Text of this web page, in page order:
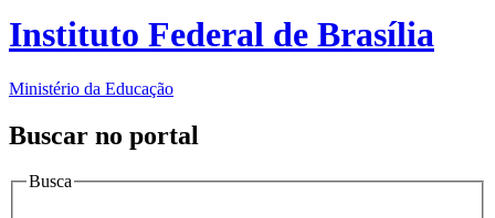
Instituto Federal de Brasília
Ministério da Educação
Buscar no portal
Busca